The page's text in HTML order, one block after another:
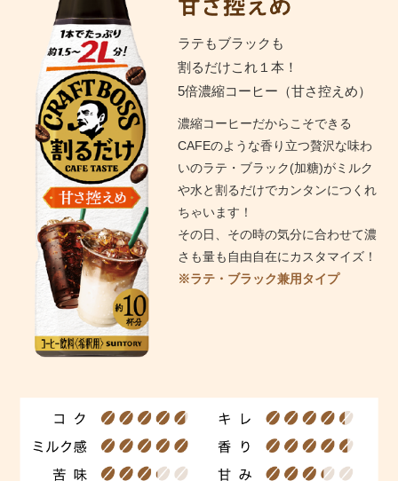
ラテもブラックも
割るだけこれ１本！
5倍濃縮コーヒー（甘さ控えめ）
濃縮コーヒーだからこそできる
CAFEのような香り立つ贅沢な味わ
いのラテ・ブラック(加糖)がミルク
や水と割るだけでカンタンにつくれ
ちゃいます！
その日、その時の気分に合わせて濃
さも量も自由自在にカスタマイズ！
※ラテ・ブラック兼用タイプ